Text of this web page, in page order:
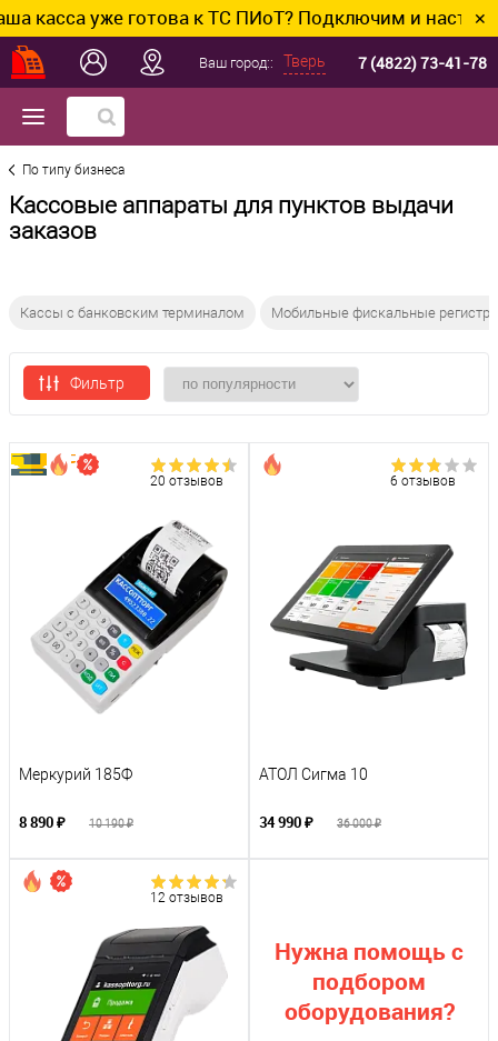
уже готова к ТС ПИоТ? Подключим и настроим без✕
Ваш город:: Тверь 7 (4822) 73-41-78
По типу бизнеса
Кассовые аппараты для пунктов выдачи
заказов
Кассы с банковским терминалом Мобильные фискальные
Фильтр
20 отзывов
Меркурий 185Ф
8 890 ₽ 10 190 ₽
6 отзывов
АТОЛ Сигма 10
34 990 ₽ 36 000 ₽
12 отзывов
Нужна помощь с
подбором
оборудования?